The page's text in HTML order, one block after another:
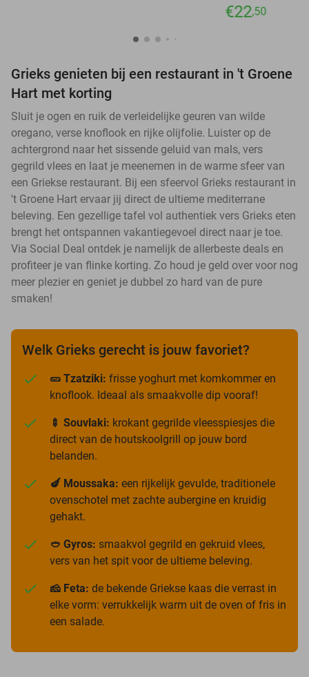
€22,50
Grieks genieten bij een restaurant in 't Groene
Hart met korting
Sluit je ogen en ruik de verleidelijke geuren van wilde
oregano, verse knoflook en rijke olijfolie. Luister op de
achtergrond naar het sissende geluid van mals, vers
gegrild vlees en laat je meenemen in de warme sfeer van
een Griekse restaurant. Bij een sfeervol Grieks restaurant in
't Groene Hart ervaar jij direct de ultieme mediterrane
beleving. Een gezellige tafel vol authentiek vers Grieks eten
brengt het ontspannen vakantiegevoel direct naar je toe.
Via Social Deal ontdek je namelijk de allerbeste deals en
profiteer je van flinke korting. Zo houd je geld over voor nog
meer plezier en geniet je dubbel zo hard van de pure
smaken!
Welk Grieks gerecht is jouw favoriet?
🥒 Tzatziki: frisse yoghurt met komkommer en
knoflook. Ideaal als smaakvolle dip vooraf!
🍢 Souvlaki: krokant gegrilde vleesspiesjes die
direct van de houtskoolgrill op jouw bord
belanden.
🍆 Moussaka: een rijkelijk gevulde, traditionele
ovenschotel met zachte aubergine en kruidig
gehakt.
🥙 Gyros: smaakvol gegrild en gekruid vlees,
vers van het spit voor de ultieme beleving.
🧀 Feta: de bekende Griekse kaas die verrast in
elke vorm: verrukkelijk warm uit de oven of fris in
een salade.